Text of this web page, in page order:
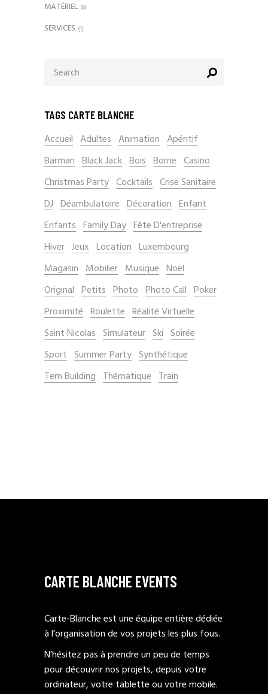
MATÉRIEL (6)
SERVICES (1)
for:
TAGS CARTE BLANCHE
Accueil Adultes Animation Apéritif
Barman Black Jack Bois Borne Casino
Christmas Party Cocktails Crise Sanitaire
DJ Déambulatoire Décoration Enfant
Enfants Family Day Fête D'entreprise
Hiver Jeux Location Luxembourg
Magasin Mobilier Musique Noël
Original Petits Photo Photo Call Poker
Proximité Roulette Réalité Virtuelle
Saint Nicolas Simulateur Ski Soirée
Sport Summer Party Synthétique
Tem Building Thématique Train
CARTE BLANCHE EVENTS
Carte-Blanche est une équipe entière dédiée
à l’organisation de vos projets les plus fous.
N’hésitez pas à prendre un peu de temps
pour découvrir nos projets, depuis votre
ordinateur, votre tablette ou votre mobile.